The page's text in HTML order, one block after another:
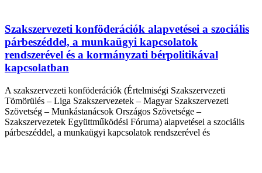
Szakszervezeti konföderációk alapvetései a szociális
párbeszéddel, a munkaügyi kapcsolatok
rendszerével és a kormányzati bérpolitikával
kapcsolatban
A szakszervezeti konföderációk (Értelmiségi Szakszervezeti
Tömörülés – Liga Szakszervezetek – Magyar Szakszervezeti
Szövetség – Munkástanácsok Országos Szövetsége –
Szakszervezetek Együttműködési Fóruma) alapvetései a szociális
párbeszéddel, a munkaügyi kapcsolatok rendszerével és